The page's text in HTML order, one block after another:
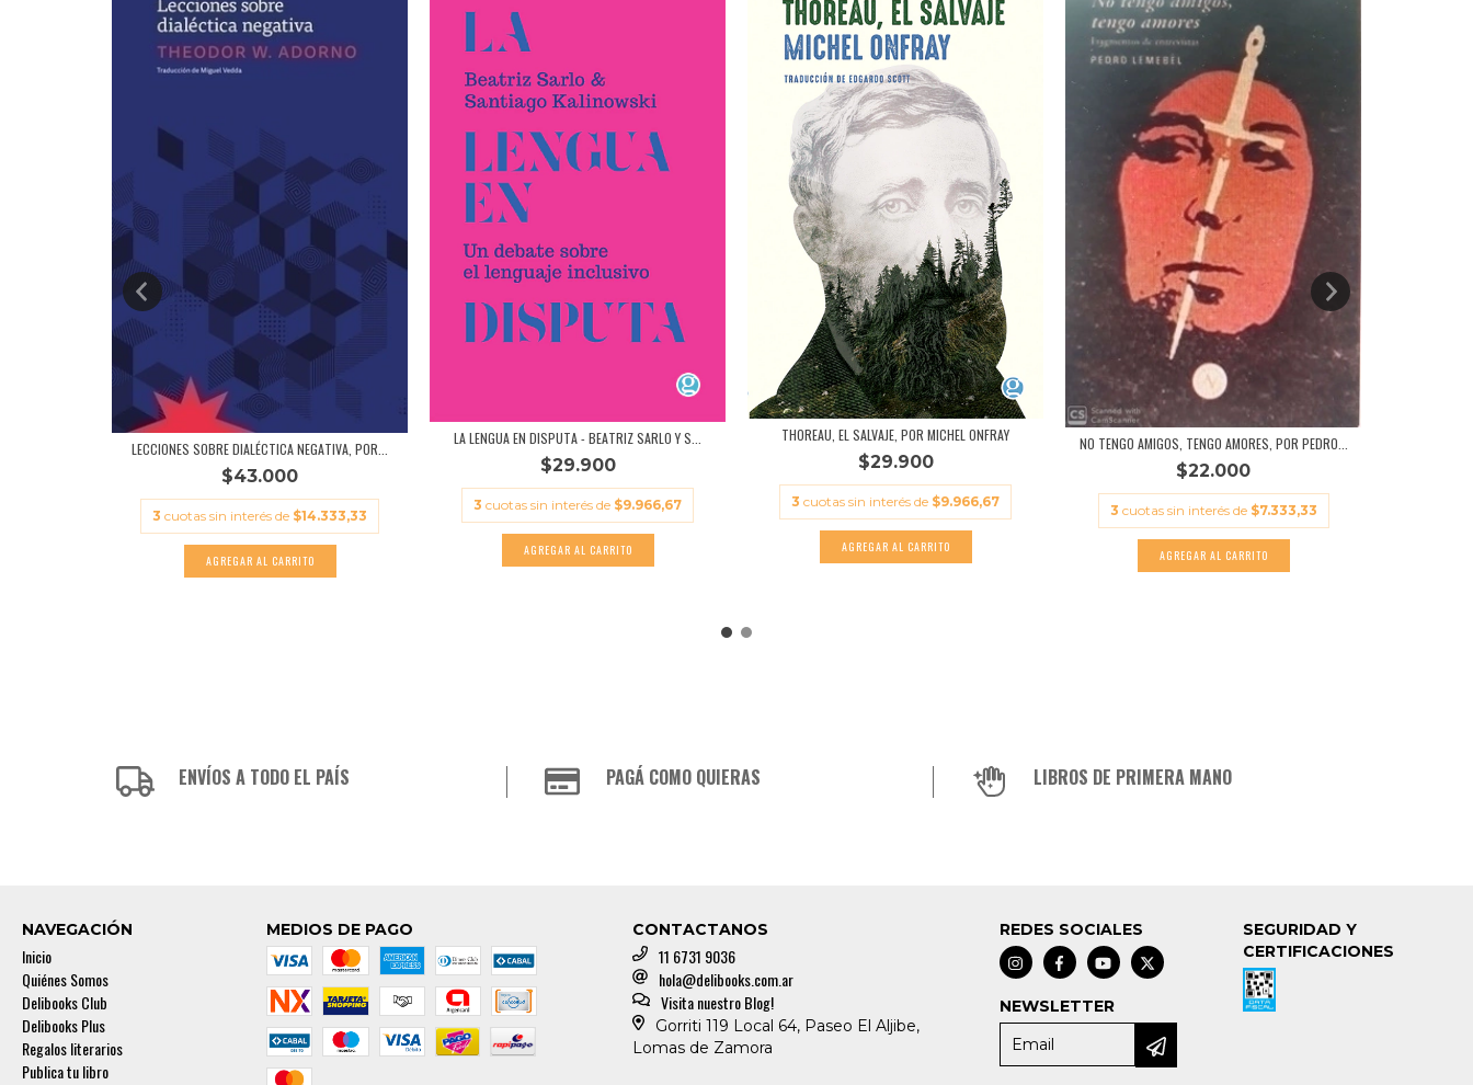
LECCIONES SOBRE DIALÉCTICA NEGATIVA, POR...
$43.000
3 cuotas sin interés de $14.333,33
LA LENGUA EN DISPUTA - BEATRIZ SARLO Y S...
$29.900
3 cuotas sin interés de $9.966,67
THOREAU, EL SALVAJE, POR MICHEL ONFRAY
$29.900
3 cuotas sin interés de $9.966,67
NO TENGO AMIGOS, TENGO AMORES, POR PEDRO...
$22.000
3 cuotas sin interés de $7.333,33
ENVÍOS A TODO EL PAÍS PAGÁ COMO QUIERAS LIBROS DE PRIMERA MANO
NAVEGACIÓN
Inicio
Quiénes Somos
Delibooks Club
Delibooks Plus
Regalos literarios
Publica tu libro
MEDIOS DE PAGO CONTACTANOS
11 6731 9036
hola@delibooks.com.ar
Visita nuestro Blog!
Gorriti 119 Local 64, Paseo El Aljibe,
Lomas de Zamora
REDES SOCIALES
NEWSLETTER
SEGURIDAD Y
CERTIFICACIONES